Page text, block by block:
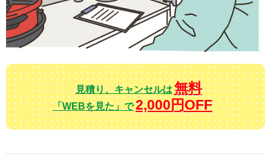
見積り、キャンセルは無料
「WEBを見た」で2,000円OFF